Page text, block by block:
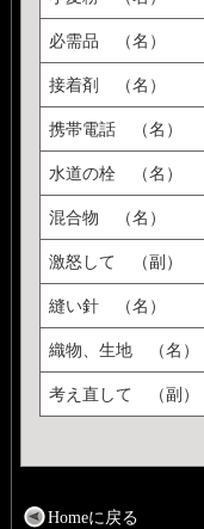
必需品 （名）
接着剤 （名）
携帯電話 （名）
水道の栓 （名）
混合物 （名）
激怒して （副）
縫い針 （名）
織物、生地 （名）
考え直して （副）
Homeに戻る